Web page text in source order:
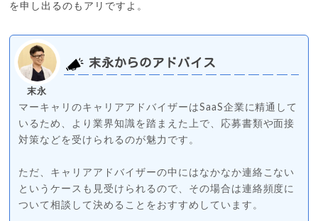
を申し出るのもアリですよ。
末永
末永からのアドバイス
マーキャリのキャリアアドバイザーはSaaS企業に精通して
いるため、より業界知識を踏まえた上で、応募書類や面接
対策などを受けられるのが魅力です。
ただ、キャリアアドバイザーの中にはなかなか連絡こない
というケースも見受けられるので、その場合は連絡頻度に
ついて相談して決めることをおすすめしています。